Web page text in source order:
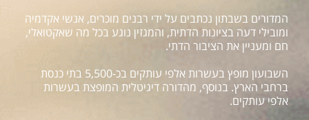
המדורים בשבתון נכתבים על ידי רבנים מוכרים, אנשי אקדמיה
ומובילי דעה בציונות הדתית, והמגזין נוגע בכל מה שאקטואלי,
חם ומעניין את הציבור הדתי.
השבועון מופץ בעשרות אלפי עותקים בכ-5,500 בתי כנסת
ברחבי הארץ. בנוסף, מהדורה דיגיטלית המופצת בעשרות
אלפי עותקים.